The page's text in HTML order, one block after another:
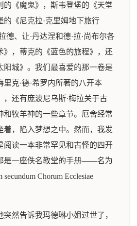
的《魔鬼》，斯韦登堡的《天堂
的《尼克拉·克里姆地下旅行
德、让·丹达涅和德·拉·尚布尔各
》，蒂克的《蓝色的旅程》，还
阳城》。我们最喜爱的那一卷是
里克·德·希罗内所著的八开本
，还有庞波尼乌斯·梅拉关于古
和牧羊神的一些章节。厄舍经常
着，陷入梦想之中。然而，我发
阅读一本非常罕见和古怪的四开
一座佚名教堂的手册——名为
Chorum Ecclesiae
突然告诉我玛德琳小姐过世了，